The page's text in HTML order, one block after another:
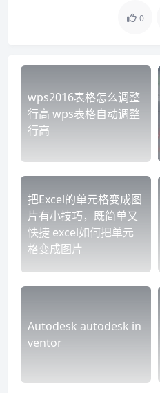
0
wps2016表格怎么调整
行高 wps表格自动调整
行高
把Excel的单元格变成图
片有小技巧，既简单又
快捷 excel如何把单元
格变成图片
Autodesk autodesk in
ventor